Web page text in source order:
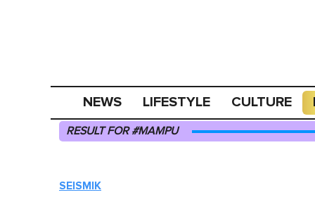
NEWS LIFESTYLE CULTURE
RESULT FOR #MAMPU
SEISMIK